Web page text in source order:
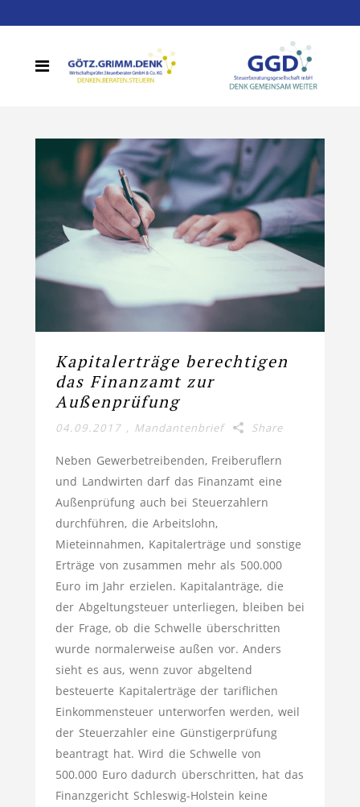
Kapitalerträge berechtigen
das Finanzamt zur
Außenprüfung
04.09.2017 , Mandantenbrief Share
Neben Gewerbetreibenden, Freiberuflern
und Landwirten darf das Finanzamt eine
Außenprüfung auch bei Steuerzahlern
durchführen, die Arbeitslohn,
Mieteinnahmen, Kapitalerträge und sonstige
Erträge von zusammen mehr als 500.000
Euro im Jahr erzielen. Kapitalanträge, die
der Abgeltungsteuer unterliegen, bleiben bei
der Frage, ob die Schwelle überschritten
wurde normalerweise außen vor. Anders
sieht es aus, wenn zuvor abgeltend
besteuerte Kapitalerträge der tariflichen
Einkommensteuer unterworfen werden, weil
der Steuerzahler eine Günstigerprüfung
beantragt hat. Wird die Schwelle von
500.000 Euro dadurch überschritten, hat das
Finanzgericht Schleswig-Holstein keine